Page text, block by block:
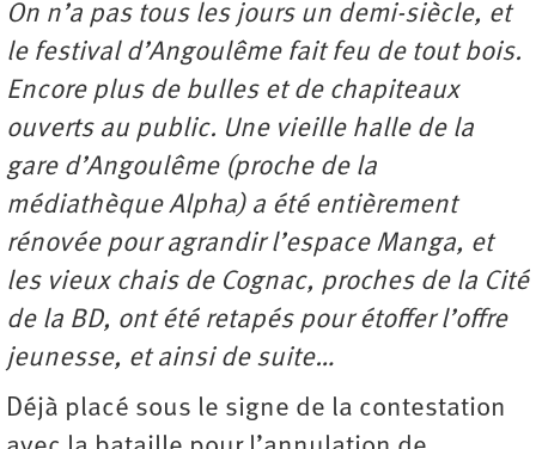
On n’a pas tous les jours un demi-siècle, et
le festival d’Angoulême fait feu de tout bois.
Encore plus de bulles et de chapiteaux
ouverts au public. Une vieille halle de la
gare d’Angoulême (proche de la
médiathèque Alpha) a été entièrement
rénovée pour agrandir l’espace Manga, et
les vieux chais de Cognac, proches de la Cité
de la BD, ont été retapés pour étoffer l’offre
jeunesse, et ainsi de suite…
Déjà placé sous le signe de la contestation